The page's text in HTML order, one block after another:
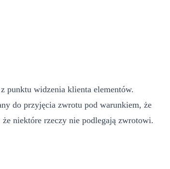
punktu widzenia klienta elementów.
do przyjęcia zwrotu pod warunkiem, że
niektóre rzeczy nie podlegają zwrotowi.